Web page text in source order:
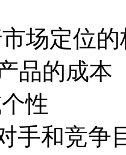
市场定位
低产
性
对手